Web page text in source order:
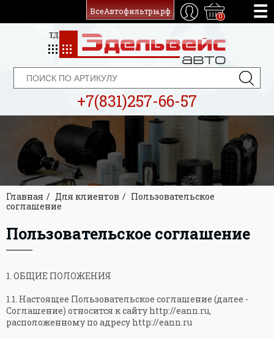
ВсеАвтофильтры.рф
0
+7(831)257-66-57
Главная Для клиентов
Пользовательское
соглашение
Пользовательское соглашение
1. ОБЩИЕ ПОЛОЖЕНИЯ
1.1. Настоящее Пользовательское соглашение (далее -
Соглашение) относится к сайту http://eann.ru,
расположенному по адресу http://eann.ru